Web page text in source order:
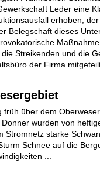
Leder eine
erhoben,
Belegschaft dieses
Streikenden und die
der Firma
früh über dem
wurden von
Stromnetz starke
Schnee auf die
...